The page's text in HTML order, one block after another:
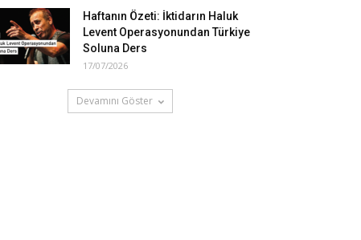
Haftanın Özeti: İktidarın Haluk
Levent Operasyonundan Türkiye
Soluna Ders
17/07/2026
Devamını Göster